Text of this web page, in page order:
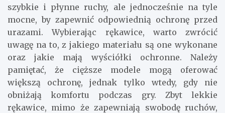
szybkie i płynne ruchy, ale jednocześnie na tyle
mocne, by zapewnić odpowiednią ochronę przed
urazami. Wybierając rękawice, warto zwrócić
uwagę na to, z jakiego materiału są one wykonane
oraz jakie mają wyściółki ochronne. Należy
pamiętać, że cięższe modele mogą oferować
większą ochronę, jednak tylko wtedy, gdy nie
obniżają komfortu podczas gry. Zbyt lekkie
rękawice, mimo że zapewniają swobodę ruchów,